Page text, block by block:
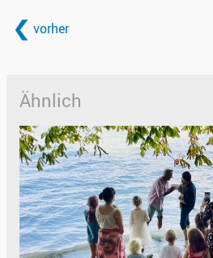
vorher
Ähnlich